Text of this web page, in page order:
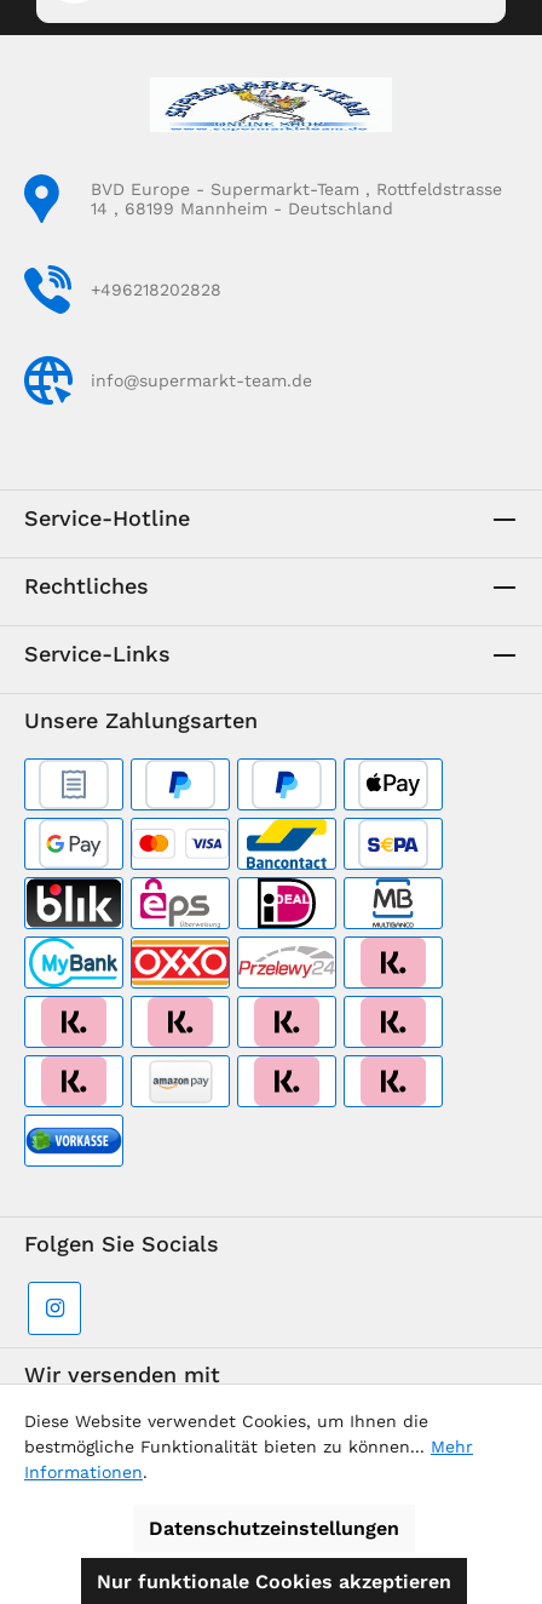
BVD Europe - Supermarkt-Team , Rottfeldstrasse
14 , 68199 Mannheim - Deutschland
+496218202828
info@supermarkt-team.de
Service-Hotline
Rechtliches
Service-Links
Unsere Zahlungsarten
Folgen Sie Socials
Wir versenden mit
Diese Website verwendet Cookies, um Ihnen die
bestmögliche Funktionalität bieten zu können... Mehr
Informationen.
Datenschutzeinstellungen
Nur funktionale Cookies akzeptieren